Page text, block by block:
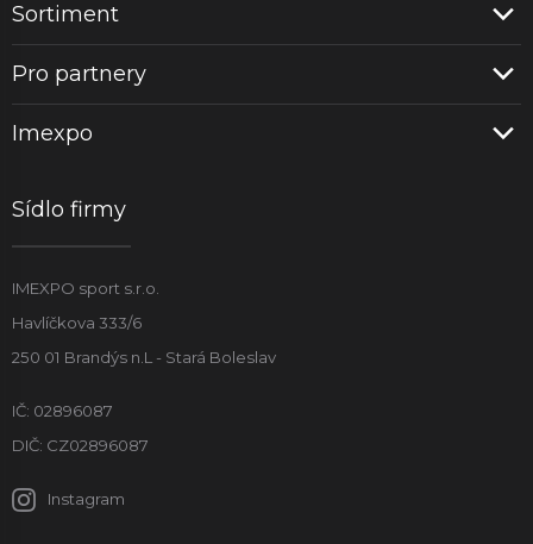
Sortiment
Pro partnery
Imexpo
Sídlo firmy
IMEXPO sport s.r.o.
Havlíčkova 333/6
250 01 Brandýs n.L - Stará Boleslav
IČ: 02896087
DIČ: CZ02896087
Instagram